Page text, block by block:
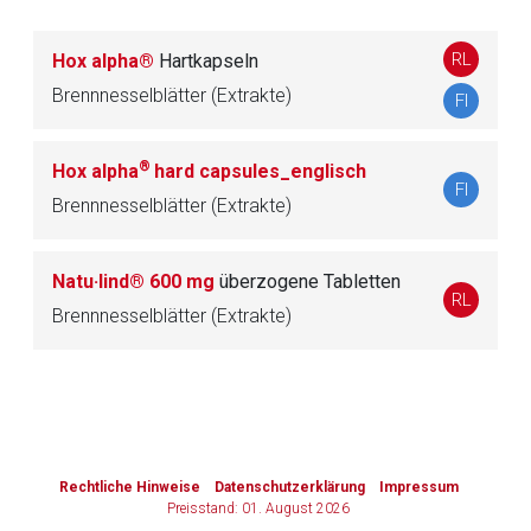
Hox alpha® Hartkapseln
Brennnesselblätter (Extrakte)
RL
FI
Hox alpha® hard capsules_englisch
Brennnesselblätter (Extrakte)
FI
Natu·lind® 600 mg überzogene Tabletten
Brennnesselblätter (Extrakte)
RL
Rechtliche Hinweise Datenschutzerklärung
Impressum
Preisstand: 01. August 2026
Zurück zur rote-liste.de Zur Seite